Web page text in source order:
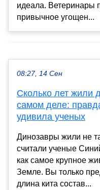
идеала. Ветеринары
привычное угощен...
08:27, 14 Сен
Сколько лет жили
самом деле:
удивила ученых
Динозавры жили не
считали ученые
как самое крупное
Земле. Вы только
длина кита состав...